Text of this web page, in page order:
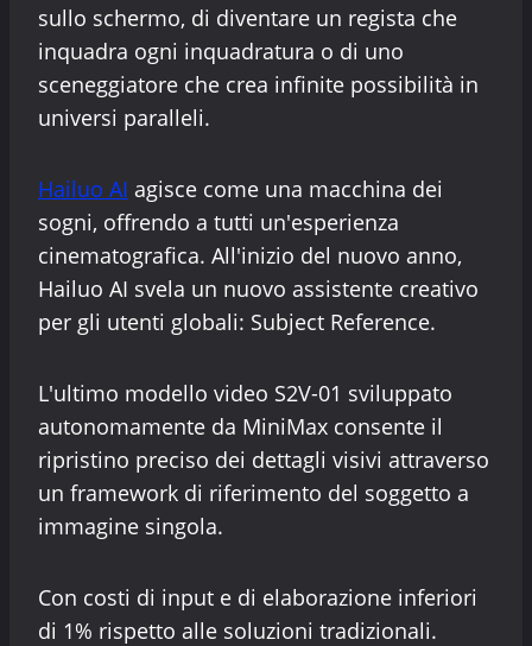
sullo schermo, di diventare un regista che
inquadra ogni inquadratura o di uno
sceneggiatore che crea infinite possibilità in
universi paralleli.
Hailuo AI agisce come una macchina dei
sogni, offrendo a tutti un'esperienza
cinematografica. All'inizio del nuovo anno,
Hailuo AI svela un nuovo assistente creativo
per gli utenti globali: Subject Reference.
L'ultimo modello video S2V-01 sviluppato
autonomamente da MiniMax consente il
ripristino preciso dei dettagli visivi attraverso
un framework di riferimento del soggetto a
immagine singola.
Con costi di input e di elaborazione inferiori
di 1% rispetto alle soluzioni tradizionali.